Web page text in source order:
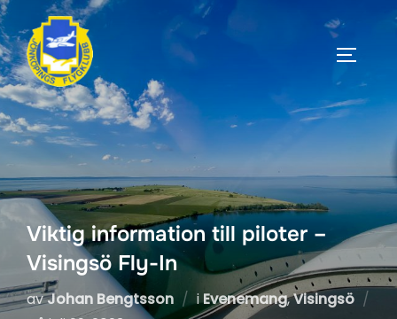
Hoppa
till
innehåll
SLÅ
Viktig information till piloter –
Visingsö Fly-In
avJohan Bengtsson iEvenemang,Visingsö